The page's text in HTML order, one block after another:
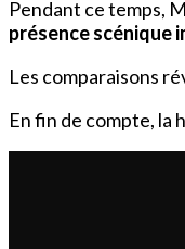
Pendant ce temps,
présence scénique
Les comparaisons
En fin de compte, la